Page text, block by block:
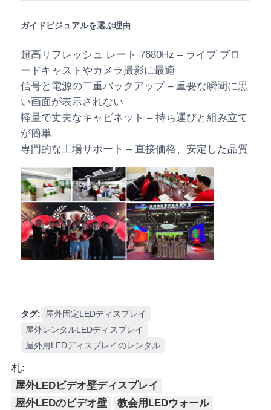
ガイドビジュアルを選ぶ理由
超高リフレッシュ レート 7680Hz – ライブ ブロ
ードキャストやカメラ撮影に最適
信号と電源の二重バックアップ – 重要な瞬間に黒
い画面が表示されない
軽量で丈夫なキャビネット – 持ち運びと組み立て
が簡単
専門的な工場サポート – 直接価格、安定した品質
タグ:
屋外固定LEDディスプレイ
屋外レンタルLEDディスプレイ
屋外用LEDディスプレイのレンタル
札:
屋外LEDビデオ壁ディスプレイ
屋外LEDのビデオ壁
教会用LEDウォール